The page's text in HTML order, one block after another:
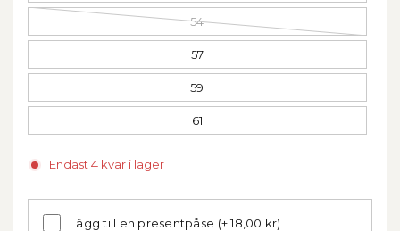
54
57
59
61
Endast 4 kvar i lager
Lägg till en presentpåse (+ 18,00 kr)